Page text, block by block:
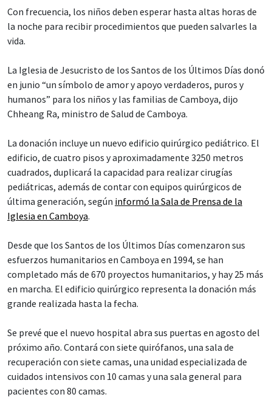
Con frecuencia, los niños deben esperar hasta altas horas de
la noche para recibir procedimientos que pueden salvarles la
vida.
La Iglesia de Jesucristo de los Santos de los Últimos Días donó
en junio “un símbolo de amor y apoyo verdaderos, puros y
humanos” para los niños y las familias de Camboya, dijo
Chheang Ra, ministro de Salud de Camboya.
La donación incluye un nuevo edificio quirúrgico pediátrico. El
edificio, de cuatro pisos y aproximadamente 3250 metros
cuadrados, duplicará la capacidad para realizar cirugías
pediátricas, además de contar con equipos quirúrgicos de
última generación, según informó la Sala de Prensa de la
Iglesia en Camboya.
Desde que los Santos de los Últimos Días comenzaron sus
esfuerzos humanitarios en Camboya en 1994, se han
completado más de 670 proyectos humanitarios, y hay 25 más
en marcha. El edificio quirúrgico representa la donación más
grande realizada hasta la fecha.
Se prevé que el nuevo hospital abra sus puertas en agosto del
próximo año. Contará con siete quirófanos, una sala de
recuperación con siete camas, una unidad especializada de
cuidados intensivos con 10 camas y una sala general para
pacientes con 80 camas.